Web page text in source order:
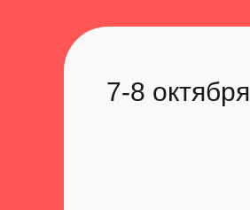
7-8 октября